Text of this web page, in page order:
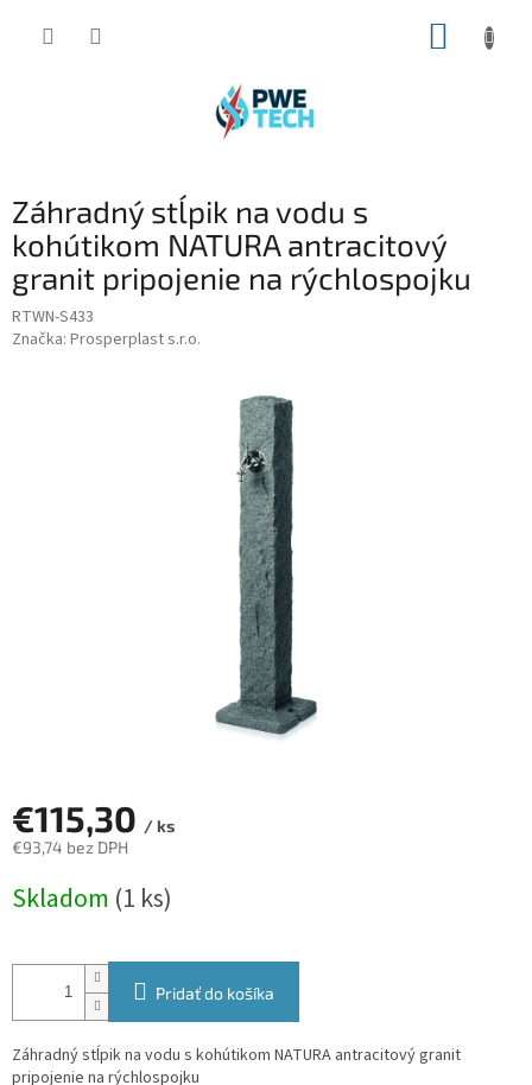
Záhradný stĺpik na vodu s
kohútikom NATURA antracitový
granit pripojenie na rýchlospojku
RTWN-S433
Značka: Prosperplast s.r.o.
€115,30 / ks
€93,74 bez DPH
cena:
Skladom (1 ks)
Pridať do košíka
Záhradný stĺpik na vodu s kohútikom NATURA antracitový granit
pripojenie na rýchlospojku